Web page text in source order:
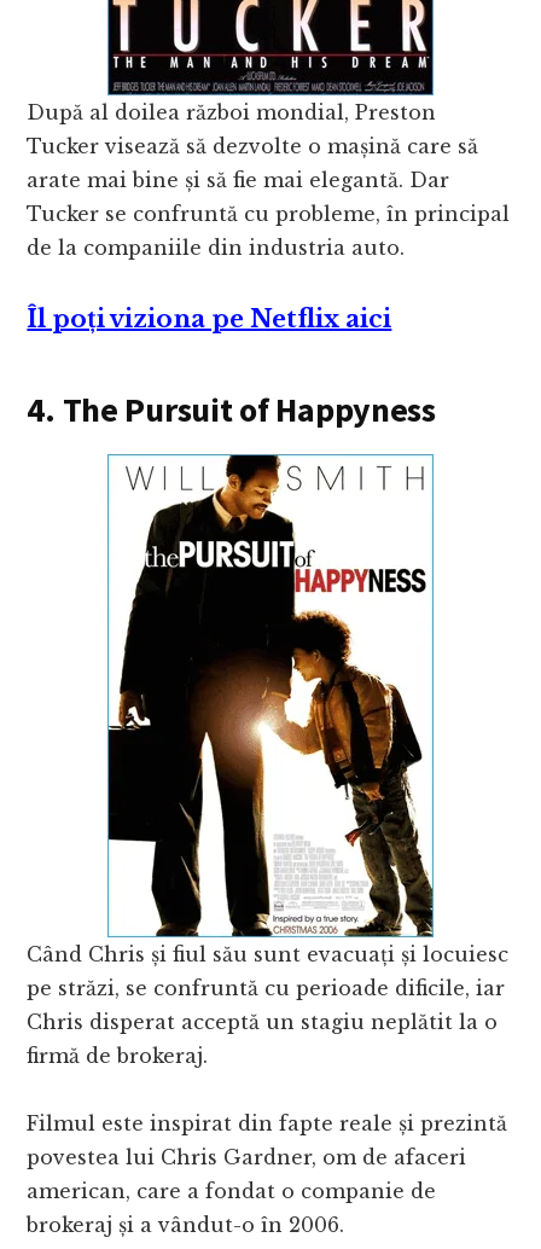
După al doilea război mondial, Preston
Tucker visează să dezvolte o mașină care să
arate mai bine și să fie mai elegantă. Dar
Tucker se confruntă cu probleme, în principal
de la companiile din industria auto.
Îl poți viziona pe Netflix aici
4. The Pursuit of Happyness
Când Chris și fiul său sunt evacuați și locuiesc
pe străzi, se confruntă cu perioade dificile, iar
Chris disperat acceptă un stagiu neplătit la o
firmă de brokeraj.
Filmul este inspirat din fapte reale și prezintă
povestea lui Chris Gardner, om de afaceri
american, care a fondat o companie de
brokeraj și a vândut-o în 2006.